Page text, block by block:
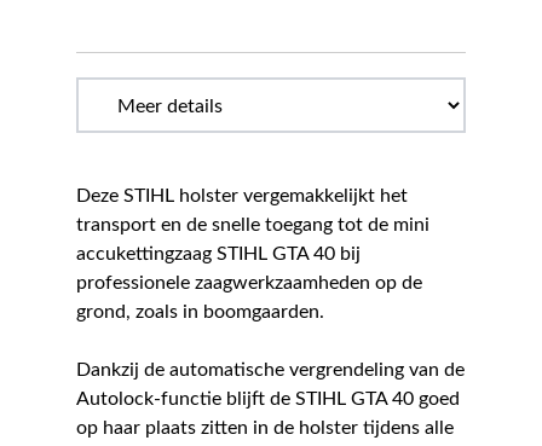
Deze STIHL holster vergemakkelijkt het
transport en de snelle toegang tot de mini
accukettingzaag STIHL GTA 40 bij
professionele zaagwerkzaamheden op de
grond, zoals in boomgaarden.
Dankzij de automatische vergrendeling van de
Autolock-functie blijft de STIHL GTA 40 goed
op haar plaats zitten in de holster tijdens alle